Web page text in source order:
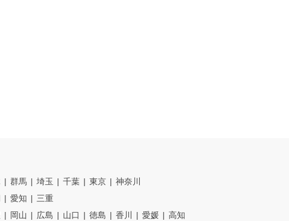
群馬 埼玉 千葉 東京
神奈川
愛知
三重
岡山 広島 山口 徳島 香川 愛媛 高知